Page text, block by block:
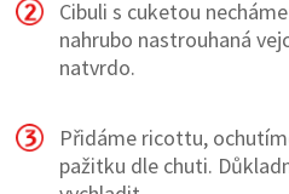
Cibuli s cuketou
nahrubo nastrouhaná
natvrdo.
Přidáme ricottu,
pažitku dle chuti.